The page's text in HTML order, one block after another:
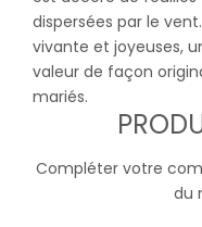
dispersées par le
vivante et joyeuses,
valeur de façon
mariés.
Compléter votre
du